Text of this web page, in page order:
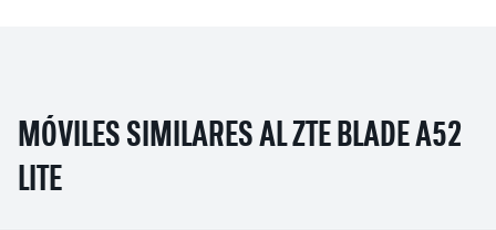
MÓVILES SIMILARES AL ZTE BLADE A52
LITE